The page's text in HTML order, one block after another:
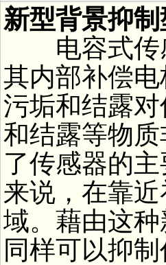
新型背景抑
电容式传感
其内部补偿
污垢和结露
和结露等物
了传感器的
来说，在靠
域。藉由这
同样可以抑